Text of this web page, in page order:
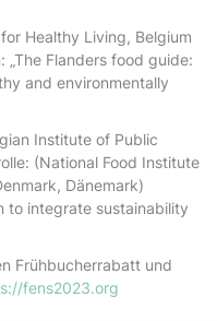
Healthy Living, Belgium
„The Flanders food guide:
and environmentally
Institute of Public
(National Food Institute
Dänemark)
to integrate sustainability
Frühbucherrabatt und
fens2023.org